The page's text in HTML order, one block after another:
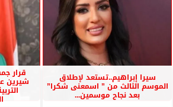
سيرا إبراهيم..تستعد لإطلاق
الموسم الثالث من ” اسمعنى شكرا”
بعد نجاح موسمين...
قرار
شيرين